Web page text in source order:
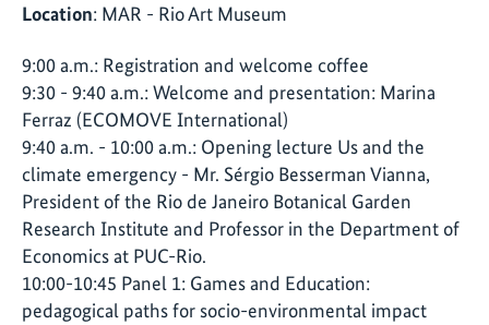
Location: MAR - Rio Art Museum
9:00 a.m.: Registration and welcome coffee
9:30 - 9:40 a.m.: Welcome and presentation: Marina
Ferraz (ECOMOVE International)
9:40 a.m. - 10:00 a.m.: Opening lecture Us and the
climate emergency - Mr. Sérgio Besserman Vianna,
President of the Rio de Janeiro Botanical Garden
Research Institute and Professor in the Department of
Economics at PUC-Rio.
10:00-10:45 Panel 1: Games and Education:
pedagogical paths for socio-environmental impact